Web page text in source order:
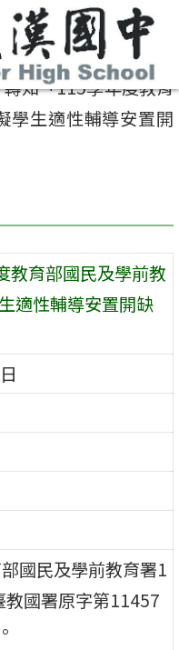
轉知「115學年度教育
學生適性輔導安置開
教育部國民及學前教
適性輔導安置開缺
國民及學前教育署1
國署原字第11457